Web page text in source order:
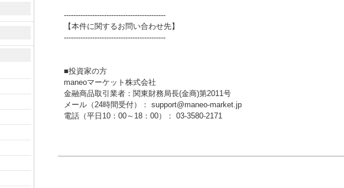
-------------------------------------------
【本件に関するお問い合わせ先】
-------------------------------------------
■投資家の方
maneoマーケット株式会社
金融商品取引業者：関東財務局長(金商)第2011号
メール（24時間受付）： support@maneo-market.jp
電話（平日10：00～18：00）： 03-3580-2171